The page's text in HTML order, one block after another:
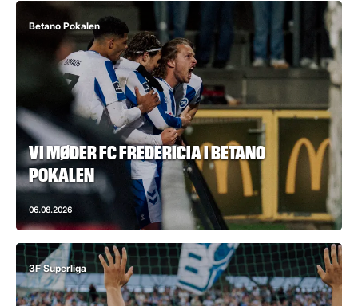
Betano Pokalen
VI MØDER FC FREDERICIA I BETANO
POKALEN
06.08.2026
3F Superliga